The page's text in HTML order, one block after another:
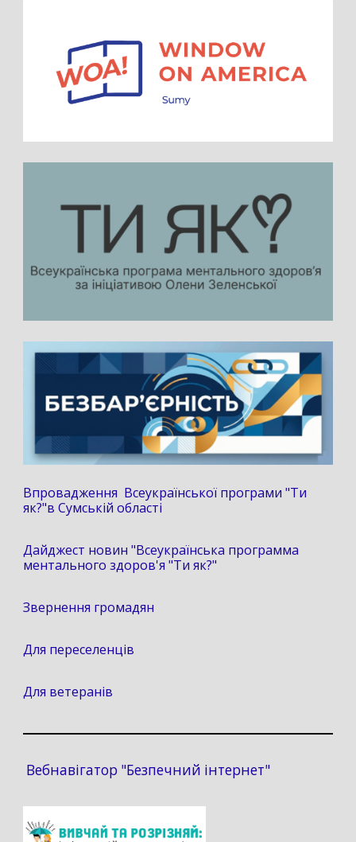
Впровадження Всеукраїнської програми "Ти
як?"в Сумській області
Дайджест новин "Всеукраїнська программа
ментального здоров'я "Ти як?"
Звернення громадян
Для переселенців
Для ветеранів
Вебнавігатор "Безпечний інтернет"